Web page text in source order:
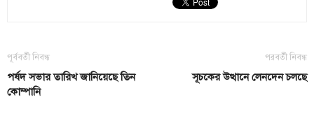
পূর্ববর্তী নিবন্ধ
পর্ষদ সভার তারিখ জানিয়েছে তিন
কোম্পানি
পরবর্তী নিবন্ধ
সূচকের উত্থানে লেনদেন চলছে